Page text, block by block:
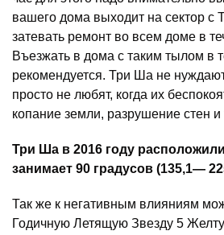
вашего дома выходит на сектор с
затевать ремонт во всем доме в
Въезжать в дома с таким тылом в
рекомендуется. Три Ша не
просто не любят, когда их
копание земли, разрушение стен и
Три Ша в 2016 году
занимает 90 градусов (135,1—
Так же к негативным влияниям
Годичную Летящую Звезду 5